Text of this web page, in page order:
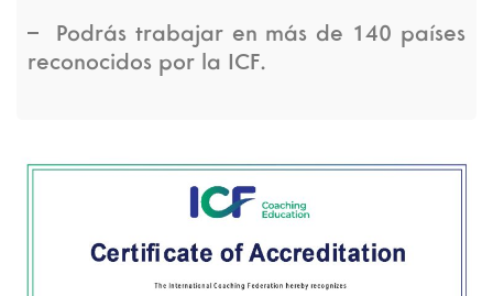
– Podrás trabajar en más de 140 países
reconocidos por la ICF.